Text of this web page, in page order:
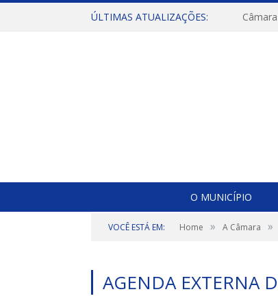
ÚLTIMAS ATUALIZAÇÕES:
O MUNICÍPIO
VOCÊ ESTÁ EM: Home » A Câmara »
AGENDA EXTERNA